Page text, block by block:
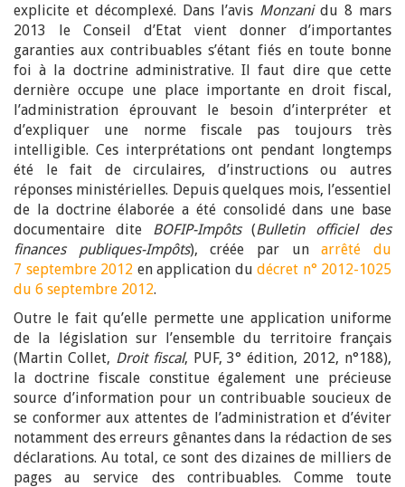
explicite et décomplexé. Dans l’avis Monzanidu 8 mars
2013 le Conseil d’Etat vient donner d’importantes
garanties aux contribuables s’étant fiés en toute bonne
foi à la doctrine administrative. Il faut dire que cette
dernière occupe une place importante en droit fiscal,
l’administration éprouvant le besoin d’interpréter et
d’expliquer une norme fiscale pas toujours très
intelligible. Ces interprétations ont pendant longtemps
été le fait de circulaires, d’instructions ou autres
réponses ministérielles. Depuis quelques mois, l’essentiel
de la doctrine élaborée a été consolidé dans une base
documentaire dite BOFIP-Impôts(Bulletin officiel des
finances publiques-Impôts), créée par unarrêté du
7 septembre 2012 en application du décret n° 2012-1025
du 6 septembre 2012.
Outre le fait qu’elle permette une application uniforme
de la législation sur l’ensemble du territoire français
(Martin Collet, Droit fiscal, PUF, 3° édition, 2012, n°188),
la doctrine fiscale constitue également une précieuse
source d’information pour un contribuable soucieux de
se conformer aux attentes de l’administration et d’éviter
notamment des erreurs gênantes dans la rédaction de ses
déclarations. Au total, ce sont des dizaines de milliers de
pages au service des contribuables. Comme toute